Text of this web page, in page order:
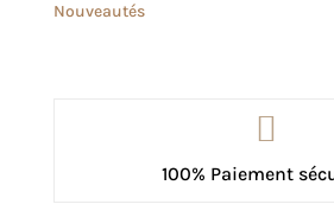
Nouveautés

100% Paiement